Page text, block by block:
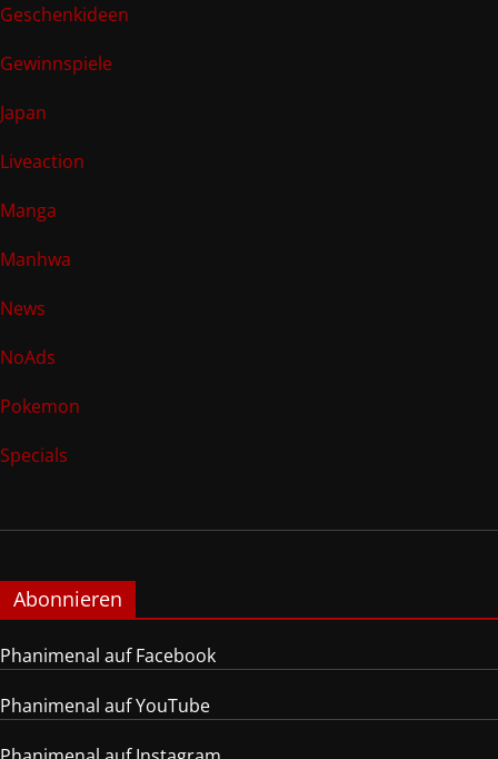
Geschenkideen
Gewinnspiele
Japan
Liveaction
Manga
Manhwa
News
NoAds
Pokemon
Specials
Abonnieren
Phanimenal auf Facebook
Phanimenal auf YouTube